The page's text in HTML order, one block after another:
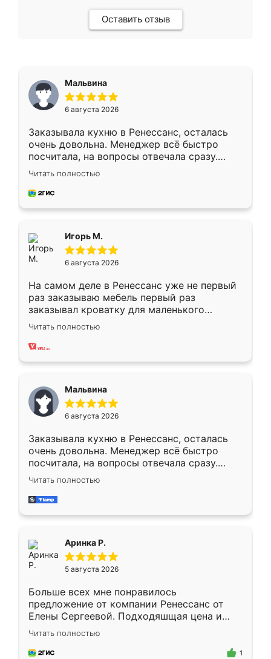
Оставить отзыв
Мальвина
6 августа 2026
Заказывала кухню в Ренессанс, осталась
очень довольна. Менеджер всё быстро
посчитала, на вопросы отвечала сразу.
Замерщик приехал в субботу, подошёл к
делу со всей ответственностью. Собрали
за день, ребята работали аккуратно, даже
Читать полностью
Игорь М.
6 августа 2026
На самом деле в Ренессанс уже не первый
раз заказываю мебель первый раз
заказывал кроватку для маленького
ребёнка при его рождении ,во второй раз
заказал шкаф-купе. По качеству очень
хорошее сборка достаточно быстрая,
меньше, здесь же он более разнообразный.
Мне нравится ,если что-то потребуется из
мебели буду заказывать только здесь.
Читать полностью
Мальвина
6 августа 2026
Заказывала кухню в Ренессанс, осталась
очень довольна. Менеджер всё быстро
посчитала, на вопросы отвечала сразу.
Замерщик приехал в субботу, подошёл к
делу со всей ответственностью. Собрали
за день, ребята работали аккуратно, даже
Читать полностью
Аринка Р.
5 августа 2026
Больше всех мне понравилось
предложение от компании Ренессанс от
Елены Сергеевой. Подходяшщая цена и
короткие сроки изготовления. Приехавший
для замера сотрудник Владислав
предложил по моему эскизу самый
Читать полностью
1